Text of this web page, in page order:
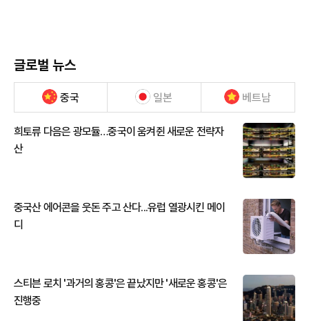
글로벌 뉴스
중국 일본 베트남
희토류 다음은 광모듈…중국이 움켜쥔 새로운 전략자
산
중국산 에어콘을 웃돈 주고 산다...유럽 열광시킨 메이
디
스티븐 로치 '과거의 홍콩'은 끝났지만 '새로운 홍콩'은
진행중